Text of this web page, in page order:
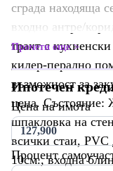
сграда находяща
входно антре/
тракт с
килер-перално
възможност за
цена.
шпакловка на
всички стаи,
10см., входна
Прочети още
Ипотечен
Цена на имота
Процент